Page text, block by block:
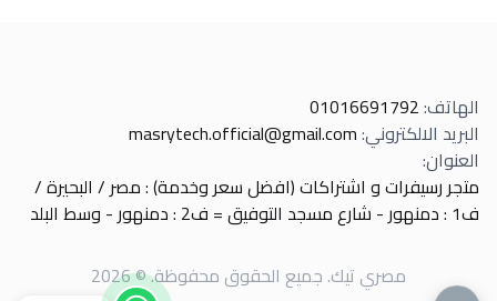
الهاتف:
01016691792
البريد الالكتروني:
masrytech.official@gmail.com
العنوان:
متجر رسيفرات و اشتراكات (افضل سعر وخدمة) : مصر / البحيرة /
ف1 : دمنهور - شارع مسجد التوفيق = ف2 : دمنهور - وسط البلد
مصري تيك. جميع الحقوق محفوظة. ©
2026